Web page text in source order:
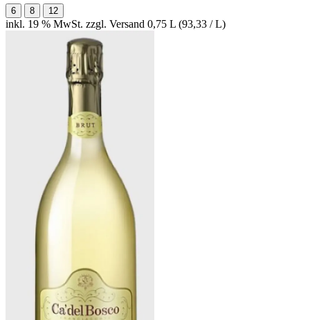
6 8 12
inkl. 19 % MwSt. zzgl. Versand 0,75 L (93,33 / L)